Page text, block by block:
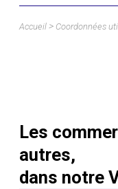
Accueil > Coordonnées
Les
autres,
dans notre